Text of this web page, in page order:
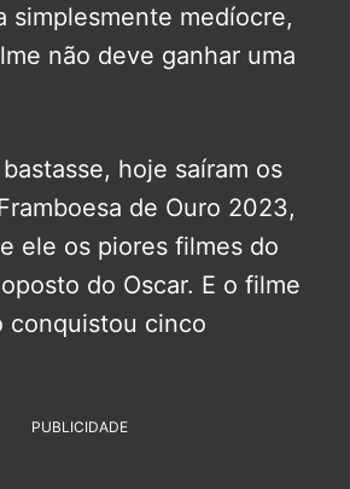
simplesmente medíocre,
não deve ganhar uma
hoje saíram os
de Ouro 2023,
ele os piores filmes do
do Oscar. E o filme
conquistou cinco
PUBLICIDADE